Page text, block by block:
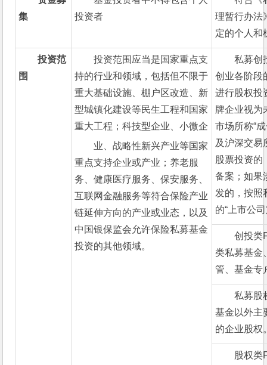
集
投资者
理暂行办法
定的个人和
投资范
围
投资范围应当是国家重点支
持的行业和领域，包括但不限于
重大基础设施、棚户区改造、新
型城镇化建设等民生工程和国家
重大工程；科技型企业、小微企
业、战略性新兴产业等国家
重点支持企业或产业；养老服
务、健康医疗服务、保安服务、
互联网金融服务等符合保险产业
链延伸方向的产业或业态，以及
中国银保监会允许保险私募基金
投资的其他领域。
私募创
创业各阶段
进行股权投
牌企业视为
市场所称“
及沪深交易
股票投资的
备案；如果
发的，按照
的“上市公
创投类
类私募基金
管、基金专
私募股
基金以外主
的企业股权
股权类